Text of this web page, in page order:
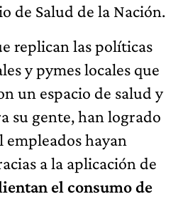
de Salud de la Nación.
replican las políticas
y pymes locales que
un espacio de salud y
su gente, han logrado
empleados hayan
a la aplicación de
el consumo de